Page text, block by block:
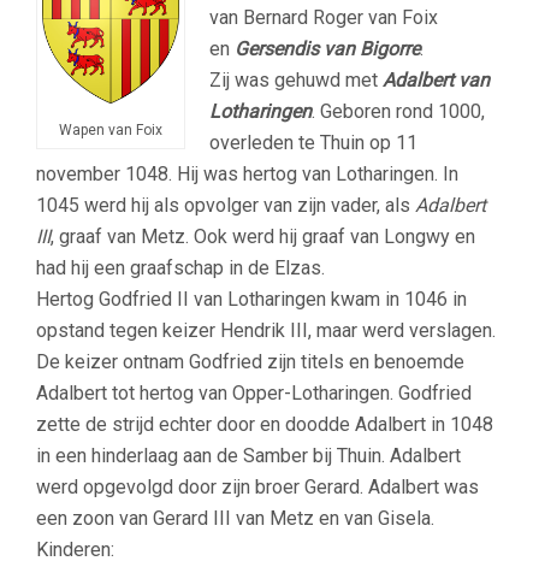
Wapen van Foix
van Bernard Roger van Foix
en Gersendis van Bigorre.
Zij was gehuwd met Adalbert van
Lotharingen. Geboren rond 1000,
overleden te Thuin op 11
november 1048. Hij was hertog van Lotharingen. In
1045 werd hij als opvolger van zijn vader, als Adalbert
III, graaf van Metz. Ook werd hij graaf van Longwy en
had hij een graafschap in de Elzas.
Hertog Godfried II van Lotharingen kwam in 1046 in
opstand tegen keizer Hendrik III, maar werd verslagen.
De keizer ontnam Godfried zijn titels en benoemde
Adalbert tot hertog van Opper-Lotharingen. Godfried
zette de strijd echter door en doodde Adalbert in 1048
in een hinderlaag aan de Samber bij Thuin. Adalbert
werd opgevolgd door zijn broer Gerard. Adalbert was
een zoon van Gerard III van Metz en van Gisela.
Kinderen: